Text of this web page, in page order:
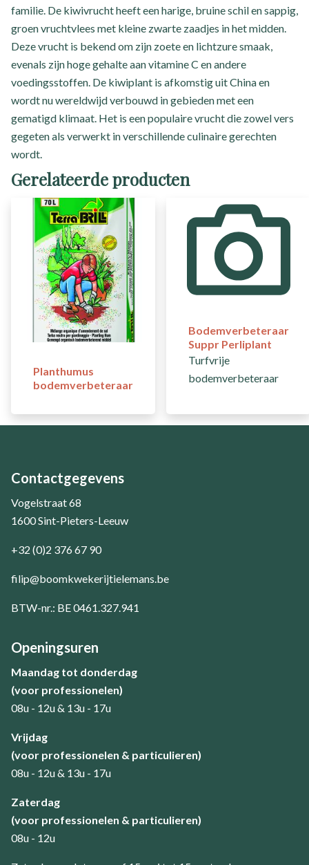
familie. De kiwivrucht heeft een harige, bruine schil en sappig,
groen vruchtvlees met kleine zwarte zaadjes in het midden.
Deze vrucht is bekend om zijn zoete en lichtzure smaak,
evenals zijn hoge gehalte aan vitamine C en andere
voedingsstoffen. De kiwiplant is afkomstig uit China en
wordt nu wereldwijd verbouwd in gebieden met een
gematigd klimaat. Het is een populaire vrucht die zowel vers
gegeten als verwerkt in verschillende culinaire gerechten
wordt.
Gerelateerde producten
Planthumus
bodemverbeteraar
Bodemverbeteraar
Suppr Perliplant
Turfvrije
bodemverbeteraar
Contactgegevens
Vogelstraat 68
1600 Sint-Pieters-Leeuw
+32 (0)2 376 67 90
filip@boomkwekerijtielemans.be
BTW-nr.: BE 0461.327.941
Openingsuren
Maandag tot donderdag
(voor professionelen)
08u - 12u & 13u - 17u
​Vrijdag
(voor professionelen & particulieren)
08u - 12u & 13u - 17u
Zaterdag
(voor professionelen & particulieren)
08u - 12u